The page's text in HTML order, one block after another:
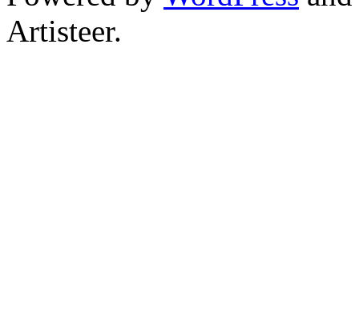
Artisteer.